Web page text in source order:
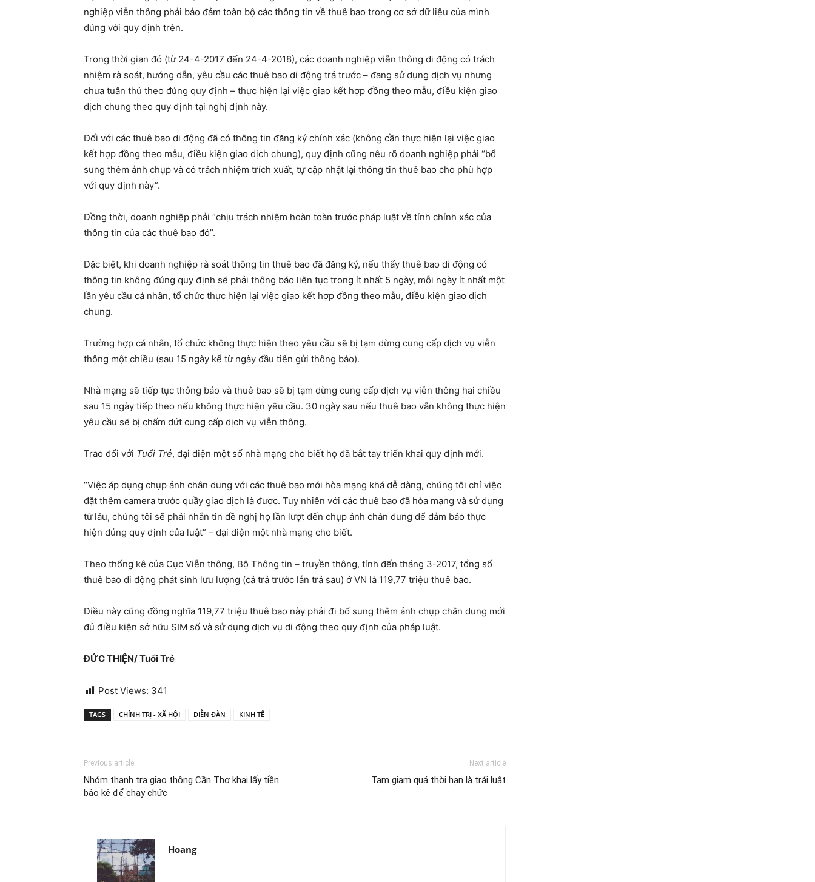
nghiệp viễn thông phải bảo đảm toàn bộ các thông tin về thuê bao trong cơ sở dữ liệu của mình
đúng với quy định trên.
Trong thời gian đó (từ 24-4-2017 đến 24-4-2018), các doanh nghiệp viễn thông di động có trách
nhiệm rà soát, hướng dẫn, yêu cầu các thuê bao di động trả trước – đang sử dụng dịch vụ nhưng
chưa tuân thủ theo đúng quy định – thực hiện lại việc giao kết hợp đồng theo mẫu, điều kiện giao
dịch chung theo quy định tại nghị định này.
Đối với các thuê bao di động đã có thông tin đăng ký chính xác (không cần thực hiện lại việc giao
kết hợp đồng theo mẫu, điều kiện giao dịch chung), quy định cũng nêu rõ doanh nghiệp phải “bổ
sung thêm ảnh chụp và có trách nhiệm trích xuất, tự cập nhật lại thông tin thuê bao cho phù hợp
với quy định này”.
Đồng thời, doanh nghiệp phải “chịu trách nhiệm hoàn toàn trước pháp luật về tính chính xác của
thông tin của các thuê bao đó”.
Đặc biệt, khi doanh nghiệp rà soát thông tin thuê bao đã đăng ký, nếu thấy thuê bao di động có
thông tin không đúng quy định sẽ phải thông báo liên tục trong ít nhất 5 ngày, mỗi ngày ít nhất một
lần yêu cầu cá nhân, tổ chức thực hiện lại việc giao kết hợp đồng theo mẫu, điều kiện giao dịch
chung.
Trường hợp cá nhân, tổ chức không thực hiện theo yêu cầu sẽ bị tạm dừng cung cấp dịch vụ viễn
thông một chiều (sau 15 ngày kể từ ngày đầu tiên gửi thông báo).
Nhà mạng sẽ tiếp tục thông báo và thuê bao sẽ bị tạm dừng cung cấp dịch vụ viễn thông hai chiều
sau 15 ngày tiếp theo nếu không thực hiện yêu cầu. 30 ngày sau nếu thuê bao vẫn không thực hiện
yêu cầu sẽ bị chấm dứt cung cấp dịch vụ viễn thông.
Trao đổi với Tuổi Trẻ, đại diện một số nhà mạng cho biết họ đã bắt tay triển khai quy định mới.
“Việc áp dụng chụp ảnh chân dung với các thuê bao mới hòa mạng khá dễ dàng, chúng tôi chỉ việc
đặt thêm camera trước quầy giao dịch là được. Tuy nhiên với các thuê bao đã hòa mạng và sử dụng
từ lâu, chúng tôi sẽ phải nhắn tin đề nghị họ lần lượt đến chụp ảnh chân dung để đảm bảo thực
hiện đúng quy định của luật” – đại diện một nhà mạng cho biết.
Theo thống kê của Cục Viễn thông, Bộ Thông tin – truyền thông, tính đến tháng 3-2017, tổng số
thuê bao di động phát sinh lưu lượng (cả trả trước lẫn trả sau) ở VN là 119,77 triệu thuê bao.
Điều này cũng đồng nghĩa 119,77 triệu thuê bao này phải đi bổ sung thêm ảnh chụp chân dung mới
đủ điều kiện sở hữu SIM số và sử dụng dịch vụ di động theo quy định của pháp luật.
ĐỨC THIỆN/ Tuổi Trẻ
Post Views: 341
TAGS CHÍNH TRỊ - XÃ HỘI DIỄN ĐÀN KINH TẾ
Previous article
Nhóm thanh tra giao thông Cần Thơ khai lấy tiền
bảo kê để chạy chức
Next article
Tạm giam quá thời hạn là trái luật
Hoang